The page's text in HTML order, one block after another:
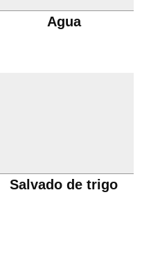
Agua
Salvado de trigo